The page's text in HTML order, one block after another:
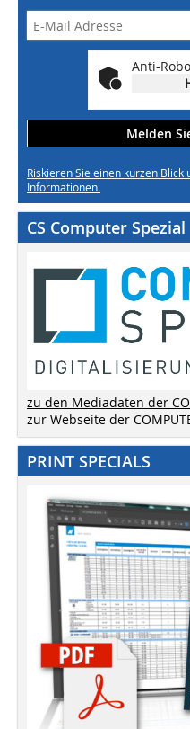
Anti-
Melden
Riskieren Sie einen kurzen
Informationen.
CS Computer Spezial
zu den Mediadaten der
zur Webseite der
PRINT SPECIALS